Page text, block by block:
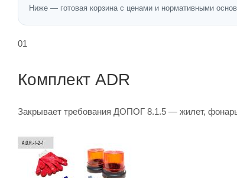
Ниже — готовая корзина с ценами и нормативными
01
Комплект ADR
Закрывает требования ДОПОГ 8.1.5 — жилет,